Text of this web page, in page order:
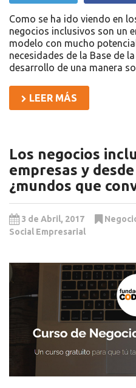
Como se ha ido viendo en
negocios inclusivos son un
modelo con mucho
necesidades de la Base de
desarrollo de una manera
LEER MÁS
Los negocios
empresas y
¿mundos que
3 de Abril, 2017
Social Empresarial